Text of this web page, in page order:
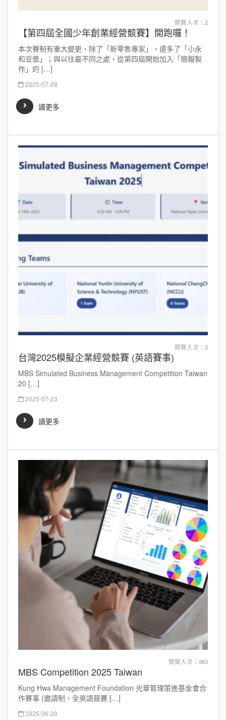
閱覽人次：2
【第四屆全國少年創業經營競賽】開跑囉！
本次賽制有重大變更，除了「新零售專家」，還多了「小永
和豆漿」；與以往最不同之處，從第四屆開始加入「簡報製
作」的 […]
2025-07-28
讀更多
閱覽人次：2
台灣2025模擬企業經營競賽 (英語賽事)
MBS Simulated Business Management Competition Taiwan
20 […]
2025-07-23
讀更多
閱覽人次：983
MBS Competition 2025 Taiwan
Kung Hwa Management Foundation 光華管理策進基金會合
作賽事 (邀請制，全英語競賽 […]
2025-06-29